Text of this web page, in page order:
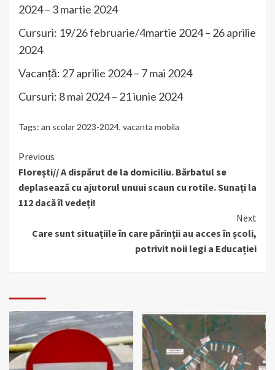
2024 – 3 martie 2024
Cursuri: 19/26 februarie/4martie 2024 – 26 aprilie
2024
Vacanță: 27 aprilie 2024 – 7 mai 2024
Cursuri: 8 mai 2024 – 21 iunie 2024
Tags: an scolar 2023-2024, vacanta mobila
Continue
Reading
Previous
Florești// A dispărut de la domiciliu. Bărbatul se
deplasează cu ajutorul unuui scaun cu rotile. Sunați la
112 dacă îl vedeți!
Next
Care sunt situațiile în care părinții au acces în școli,
potrivit noii legi a Educației